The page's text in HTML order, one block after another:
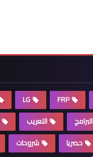
FRP
LG
البرامج التعريب
حصريا شروحات